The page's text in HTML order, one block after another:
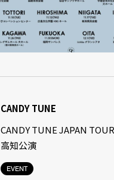
EVENT
CANDY TUNE
CANDY TUNE JAPAN
高知公演